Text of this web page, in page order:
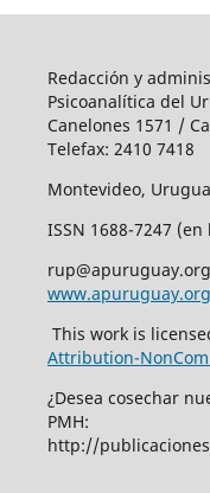
Redacción y
Psicoanalítica del
Canelones 1571 /
Telefax: 2410 7418
Montevideo,
ISSN 1688-7247 (en
rup@apuruguay.org
www.apuruguay.org
This work is
Attribution-
¿Desea cosechar
PMH:
http://